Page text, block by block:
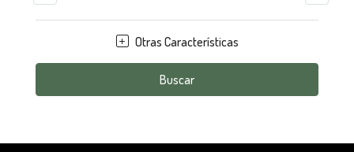
Otras Características
Buscar